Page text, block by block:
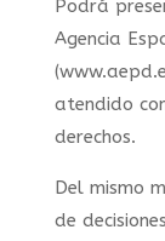
Podrá
Agencia
atendido
derechos.
Del mismo
de